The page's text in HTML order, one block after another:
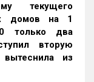
текущего
домов на 1
только два
вторую
вытеснила из